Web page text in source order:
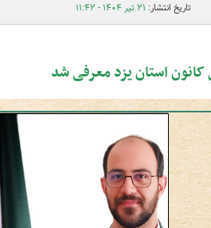
تاریخ انتشار: ۲۱ تیر ۱۴۰۴ - ۱۱:۴۲
کانون استان یزد معرفی شد